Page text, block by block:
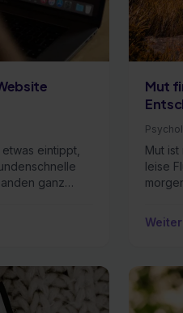
eintippt,
ganz
Mut
Mut
leise